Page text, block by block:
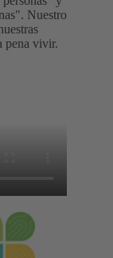
Nuestro
pena vivir.